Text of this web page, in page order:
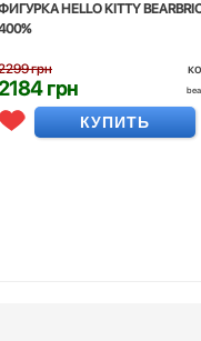
HELLO KITTY
грн
2184 грн
КУПИТЬ